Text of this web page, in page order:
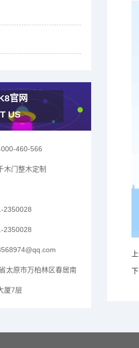
官网
US
460-566
木门整木定制
2350028
2350028
太原市万柏林区春居南
厦7层
下